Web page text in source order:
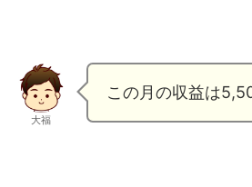
大福
この月の収益は